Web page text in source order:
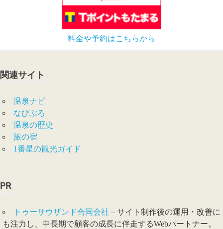
料金や予約はこちらから
関連サイト
温泉ナビ
なびぶろ
温泉の歴史
旅の宿
1番星の観光ガイド
PR
トゥーサウザンド合同会社 – サイト制作後の運用・改善に
も注力し、中長期で顧客の成長に伴走するWebパートナー。